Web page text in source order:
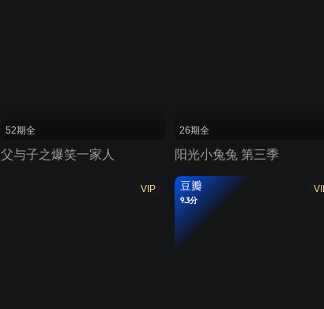
52期全
父与子之爆笑一家人
26期全
阳光小兔兔 第三季
VIP 豆瓣
9.3分